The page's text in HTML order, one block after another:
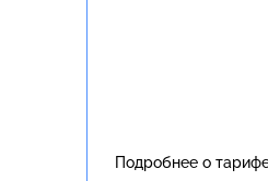
Подробнее о